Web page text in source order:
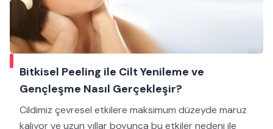
Bitkisel Peeling ile Cilt Yenileme ve
Gençleşme Nasıl Gerçekleşir?
Cildimiz çevresel etkilere maksimum düzeyde maruz
kalıyor ve uzun yıllar boyunca bu etkiler nedeni ile